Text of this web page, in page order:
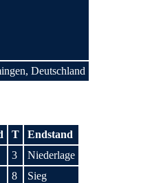
Deutschland
T
Endstand
3
Niederlage
8 Sieg